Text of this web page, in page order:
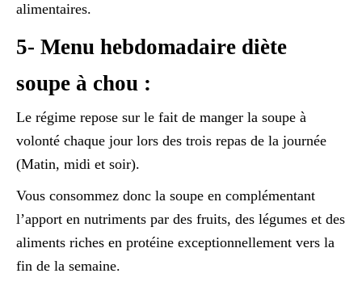
alimentaires.
5- Menu hebdomadaire diète
soupe à chou :
Le régime repose sur le fait de manger la soupe à
volonté chaque jour lors des trois repas de la journée
(Matin, midi et soir).
Vous consommez donc la soupe en complémentant
l’apport en nutriments par des fruits, des légumes et des
aliments riches en protéine exceptionnellement vers la
fin de la semaine.